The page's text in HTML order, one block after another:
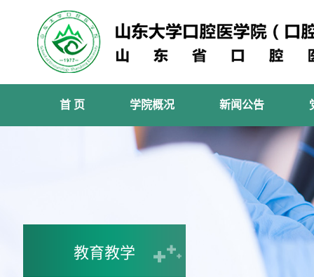
首 页 学院概况 新闻公告
教育教学